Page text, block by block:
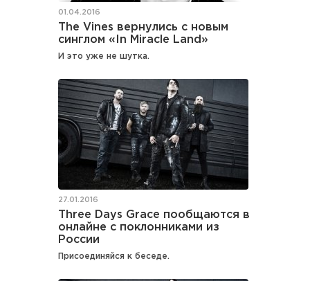
01.04.2016
The Vines вернулись с новым
синглом «In Miracle Land»
И это уже не шутка.
27.01.2016
Three Days Grace пообщаются в
онлайне с поклонниками из
России
Присоединяйся к беседе.